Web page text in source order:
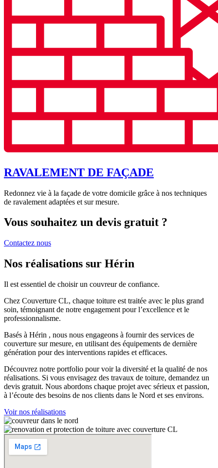
RAVALEMENT DE FAÇADE
Redonnez vie à la façade de votre domicile grâce à nos techniques
de ravalement adaptées et sur mesure.
Vous souhaitez un devis gratuit ?
Contactez nous
Nos réalisations sur Hérin
Il est essentiel de choisir un couvreur de confiance.
Chez Couverture CL, chaque toiture est traitée avec le plus grand
soin, témoignant de notre engagement pour l’excellence et le
professionnalisme.
Basés à Hérin , nous nous engageons à fournir des services de
couverture sur mesure, en utilisant des équipements de dernière
génération pour des interventions rapides et efficaces.
Découvrez notre portfolio pour voir la diversité et la qualité de nos
réalisations. Si vous envisagez des travaux de toiture, demandez un
devis gratuit. Nous abordons chaque projet avec sérieux et passion,
à l’écoute des besoins de nos clients dans le Nord et ses environs.
Voir nos réalisations